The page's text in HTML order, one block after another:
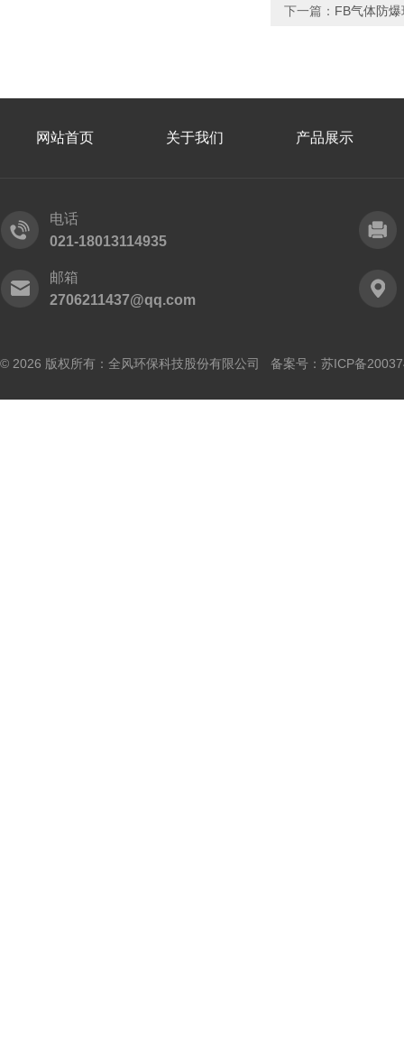
下一篇： FB气体防
网站首页 关于我们 产品展示
电话
021-18013114935
邮箱
2706211437@qq.com
© 2026 版权所有：全风环保科技股份有限公司 备案号： 苏ICP备